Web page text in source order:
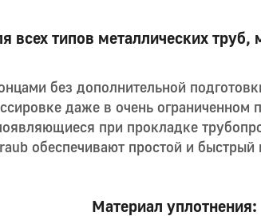
типов металлических труб,
без дополнительной
даже в очень ограниченном
при прокладке
обеспечивают простой и
Материал уплотнения: